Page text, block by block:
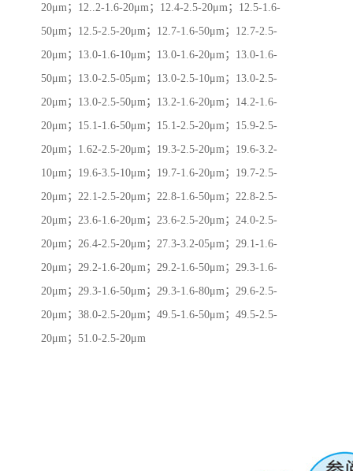
20μm；12..2-1.6-20μm；12.4-2.5-20μm；12.5-1.6-
50μm；12.5-2.5-20μm；12.7-1.6-50μm；12.7-2.5-
20μm；13.0-1.6-10μm；13.0-1.6-20μm；13.0-1.6-
50μm；13.0-2.5-05μm；13.0-2.5-10μm；13.0-2.5-
20μm；13.0-2.5-50μm；13.2-1.6-20μm；14.2-1.6-
20μm；15.1-1.6-50μm；15.1-2.5-20μm；15.9-2.5-
20μm；1.62-2.5-20μm；19.3-2.5-20μm；19.6-3.2-
10μm；19.6-3.5-10μm；19.7-1.6-20μm；19.7-2.5-
20μm；22.1-2.5-20μm；22.8-1.6-50μm；22.8-2.5-
20μm；23.6-1.6-20μm；23.6-2.5-20μm；24.0-2.5-
20μm；26.4-2.5-20μm；27.3-3.2-05μm；29.1-1.6-
20μm；29.2-1.6-20μm；29.2-1.6-50μm；29.3-1.6-
20μm；29.3-1.6-50μm；29.3-1.6-80μm；29.6-2.5-
20μm；38.0-2.5-20μm；49.5-1.6-50μm；49.5-2.5-
20μm；51.0-2.5-20μm